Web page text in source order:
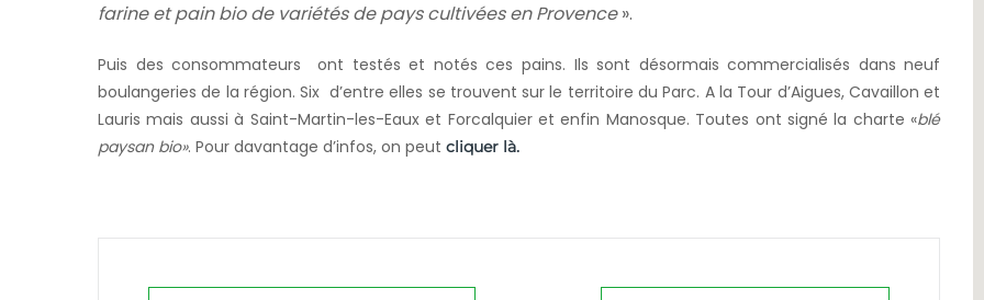
farine et pain bio de variétés de pays cultivées en Provence».
Puis des consommateurs ont testés et notés ces pains. Ils sont désormais commercialisés dans neuf
boulangeries de la région. Six d’entre elles se trouvent sur le territoire du Parc. A la Tour d’Aigues, Cavaillon et
Lauris mais aussi à Saint-Martin-les-Eaux et Forcalquier et enfin Manosque. Toutes ont signé la charte «blé
paysan bio». Pour davantage d’infos, on peut cliquer là.